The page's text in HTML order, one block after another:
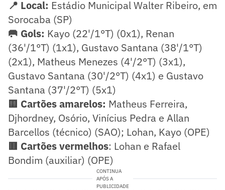
📍 Local: Estádio Municipal Walter Ribeiro, em
Sorocaba (SP)
🥅 Gols: Kayo (22'/1°T) (0x1), Renan
(36'/1°T) (1x1), Gustavo Santana (38'/1°T)
(2x1), Matheus Menezes (4'/2°T) (3x1),
Gustavo Santana (30'/2°T) (4x1) e Gustavo
Santana (37'/2°T) (5x1)
🟨 Cartões amarelos: Matheus Ferreira,
Djhordney, Osório, Vinícius Pedra e Allan
Barcellos (técnico) (SAO); Lohan, Kayo (OPE)
🟥 Cartões vermelhos: Lohan e Rafael
Bondim (auxiliar) (OPE)
CONTINUA
APÓS A
PUBLICIDADE